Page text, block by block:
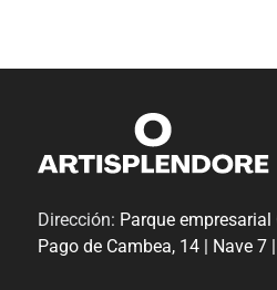
Dirección: Parque
Pago de Cambea, 14 | Nave 7